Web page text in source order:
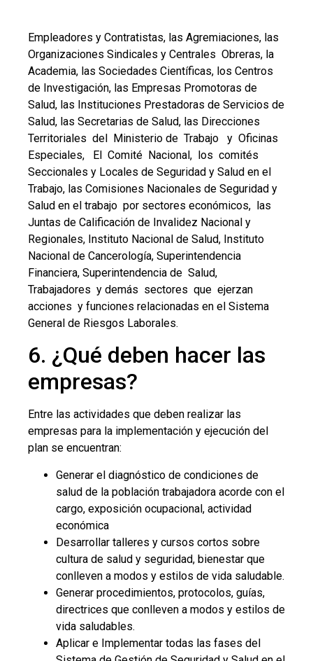
Empleadores y Contratistas, las Agremiaciones, las
Organizaciones Sindicales y Centrales Obreras, la
Academia, las Sociedades Científicas, los Centros
de Investigación, las Empresas Promotoras de
Salud, las Instituciones Prestadoras de Servicios de
Salud, las Secretarias de Salud, las Direcciones
Territoriales del Ministerio de Trabajo y Oficinas
Especiales, El Comité Nacional, los comités
Seccionales y Locales de Seguridad y Salud en el
Trabajo, las Comisiones Nacionales de Seguridad y
Salud en el trabajo por sectores económicos, las
Juntas de Calificación de Invalidez Nacional y
Regionales, Instituto Nacional de Salud, Instituto
Nacional de Cancerología, Superintendencia
Financiera, Superintendencia de Salud,
Trabajadores y demás sectores que ejerzan
acciones y funciones relacionadas en el Sistema
General de Riesgos Laborales.
6. ¿Qué deben hacer las
empresas?
Entre las actividades que deben realizar las
empresas para la implementación y ejecución del
plan se encuentran:
Generar el diagnóstico de condiciones de
salud de la población trabajadora acorde con el
cargo, exposición ocupacional, actividad
económica
Desarrollar talleres y cursos cortos sobre
cultura de salud y seguridad, bienestar que
conlleven a modos y estilos de vida saludable.
Generar procedimientos, protocolos, guías,
directrices que conlleven a modos y estilos de
vida saludables.
Aplicar e Implementar todas las fases del